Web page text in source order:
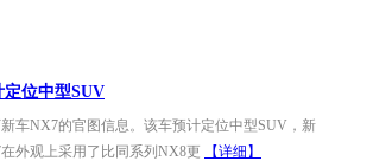
位中型SUV
车NX7的官图信息。该车预计定位中型SUV，新
外观上采用了比同系列NX8更
【详细】